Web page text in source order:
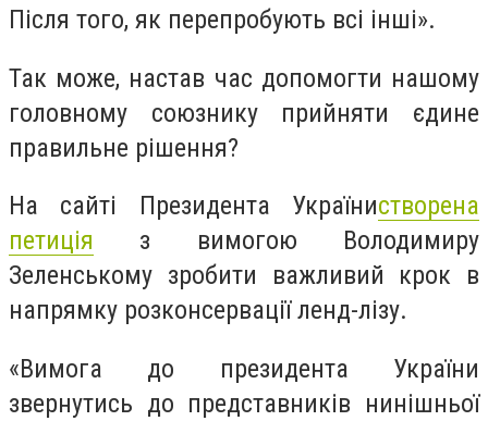
Після того, як перепробують всі інші».
Так може, настав час допомогти нашому
головному союзнику прийняти єдине
правильне рішення?
На сайті Президента Українистворена
петиція з вимогою Володимиру
Зеленському зробити важливий крок в
напрямку розконсервації ленд-лізу.
«Вимога до президента України
звернутись до представників нинішньої